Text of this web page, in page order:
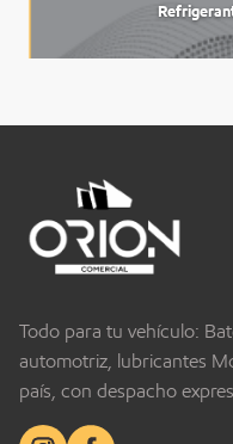
Todo para tu vehículo:
automotriz, lubricantes
país, con despacho